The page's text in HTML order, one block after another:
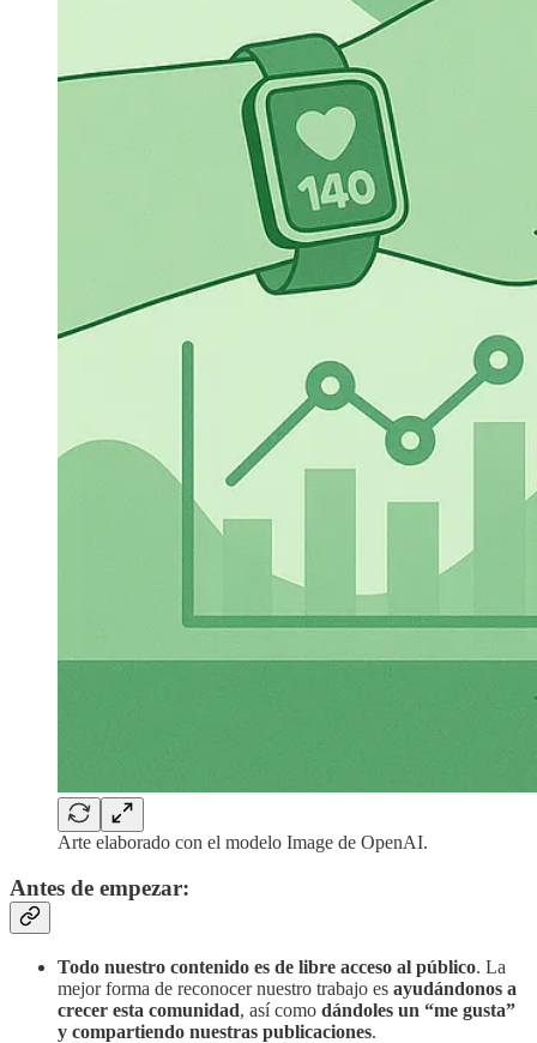
Arte elaborado con el modelo Image de OpenAI.
Antes de empezar:
Todo nuestro contenido es de libre acceso al público. La
mejor forma de reconocer nuestro trabajo es ayudándonos a
crecer esta comunidad, así como dándoles un “me gusta”
y compartiendo nuestras publicaciones.